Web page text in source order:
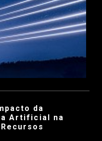
da
Artificial na